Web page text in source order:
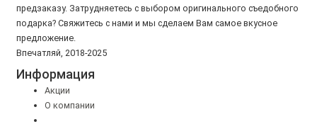
предзаказу. Затрудняетесь с выбором оригинального съедобного
подарка? Свяжитесь с нами и мы сделаем Вам самое вкусное
предложение.
Впечатляй, 2018-2025
Информация
Акции
О компании